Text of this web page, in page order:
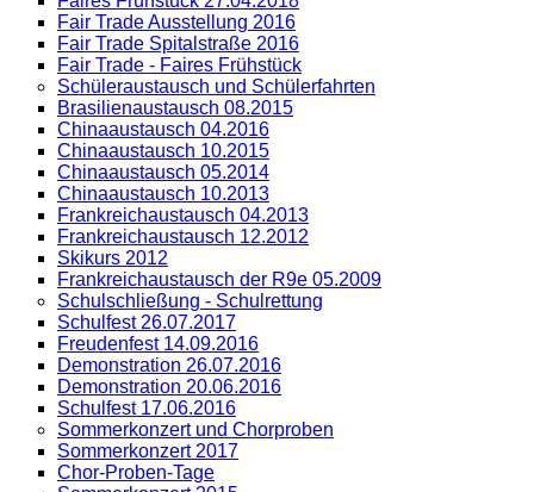
Fair Trade Ausstellung 2016
Fair Trade Spitalstraße 2016
Fair Trade - Faires Frühstück
Schüleraustausch und Schülerfahrten
Brasilienaustausch 08.2015
Chinaaustausch 04.2016
Chinaaustausch 10.2015
Chinaaustausch 05.2014
Chinaaustausch 10.2013
Frankreichaustausch 04.2013
Frankreichaustausch 12.2012
Skikurs 2012
Frankreichaustausch der R9e 05.2009
Schulschließung - Schulrettung
Schulfest 26.07.2017
Freudenfest 14.09.2016
Demonstration 26.07.2016
Demonstration 20.06.2016
Schulfest 17.06.2016
Sommerkonzert und Chorproben
Sommerkonzert 2017
Chor-Proben-Tage